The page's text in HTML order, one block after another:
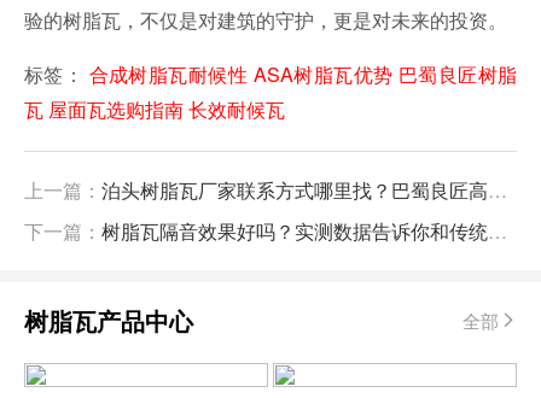
验的树脂瓦，不仅是对建筑的守护，更是对未来的投资。
标签： 合成树脂瓦耐候性 ASA树脂瓦优势 巴蜀良匠树脂
瓦 屋面瓦选购指南长效耐候瓦
上一篇： 泊头树脂瓦厂家联系方式哪里找？巴蜀良匠高性价比树脂瓦推荐
下一篇： 树脂瓦隔音效果好吗？实测数据告诉你和传统瓦片比谁更静音
树脂瓦产品中心 全部